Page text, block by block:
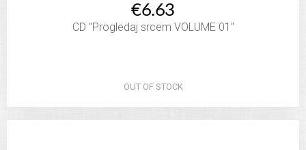
€6.63
CD "Progledaj srcem VOLUME 01"
OUT OF STOCK